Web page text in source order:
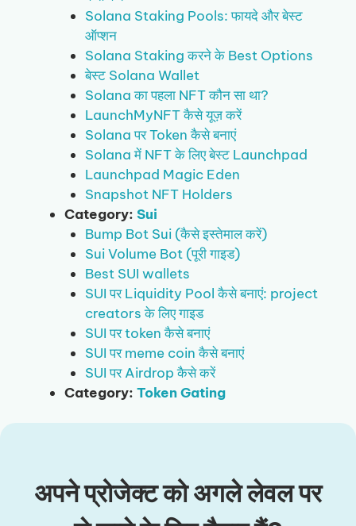
Solana Staking Pools: फायदे और बेस्ट
ऑप्शन
Solana Staking करने के Best Options
बेस्ट Solana Wallet
Solana का पहला NFT कौन सा था?
LaunchMyNFT कैसे यूज़ करें
Solana पर Token कैसे बनाएं
Solana में NFT के लिए बेस्ट Launchpad
Launchpad Magic Eden
Snapshot NFT Holders
Category: Sui
Bump Bot Sui (कैसे इस्तेमाल करें)
Sui Volume Bot (पूरी गाइड)
Best SUI wallets
SUI पर Liquidity Pool कैसे बनाएं: project
creators के लिए गाइड
SUI पर token कैसे बनाएं
SUI पर meme coin कैसे बनाएं
SUI पर Airdrop कैसे करें
Category: Token Gating
अपने प्रोजेक्ट को अगले लेवल पर